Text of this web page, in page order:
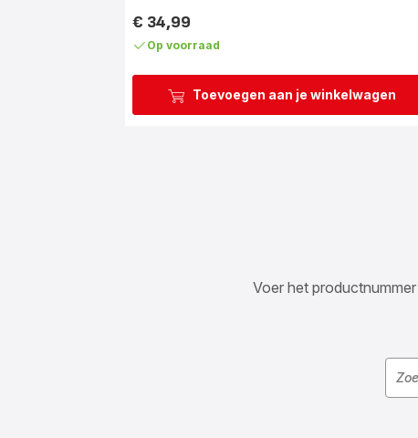
Toevoegen aan je winkelwagen
Prijs
€ 34,99
Op voorraad
Voer het